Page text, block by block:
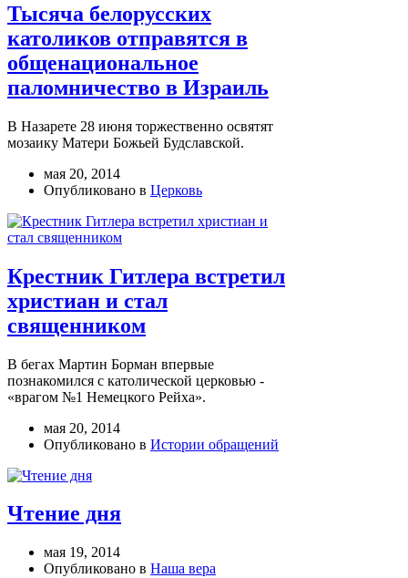
Тысяча белорусских
католиков отправятся в
общенациональное
паломничество в Израиль
В Назарете 28 июня торжественно освятят
мозаику Матери Божьей Будславской.
мая 20, 2014
Опубликовано в Церковь
Крестник Гитлера встретил
христиан и стал
священником
В бегах Мартин Борман впервые
познакомился с католической церковью -
«врагом №1 Немецкого Рейха».
мая 20, 2014
Опубликовано в Истории обращений
Чтение дня
мая 19, 2014
Опубликовано в Наша вера